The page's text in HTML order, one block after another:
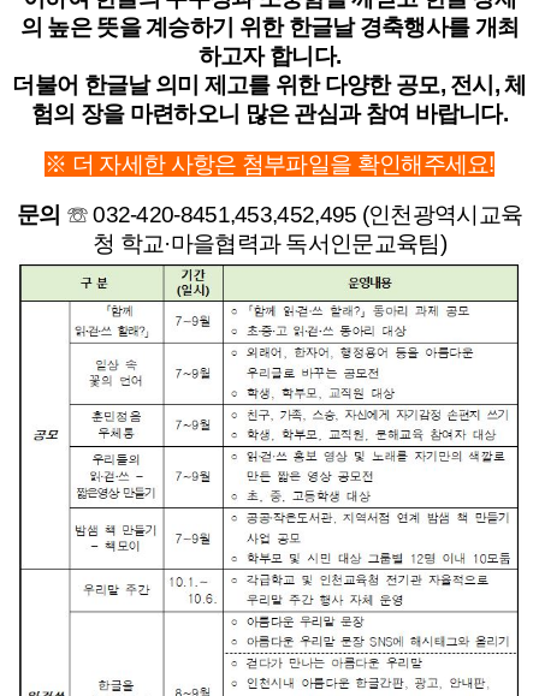
의 높은 뜻을 계승하기 위한 한글날 경축행사를 개최
하고자 합니다.
더불어 한글날 의미 제고를 위한 다양한 공모, 전시, 체
험의 장을 마련하오니 많은 관심과 참여 바랍니다.
※ 더 자세한 사항은 첨부파일을 확인해주세요!
문의 ☏ 032-420-8451,453,452,495 (인천광역시교육
청 학교·마을협력과 독서인문교육팀)